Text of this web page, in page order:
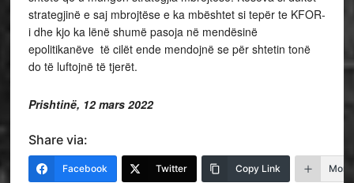
strategjinë e saj mbrojtëse e ka mbështet si tepër te KFOR-
i dhe kjo ka lënë shumë pasoja në mendësinë
epolitikanëve të cilët ende mendojnë se për shtetin tonë
do të luftojnë të tjerët.
Prishtinë, 12 mars 2022
Share via:
Facebook Twitter Copy Link More